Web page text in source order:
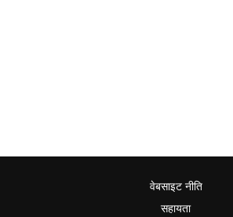
वेबसाइट नीति
सहायता